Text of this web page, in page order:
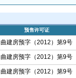
预售许可证
曲建房预字（2012）第9号
曲建房预字（2012）第9号
曲建房预字（2012）第9号